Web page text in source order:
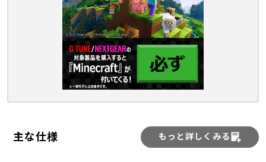
主な仕様 もっと詳しくみる